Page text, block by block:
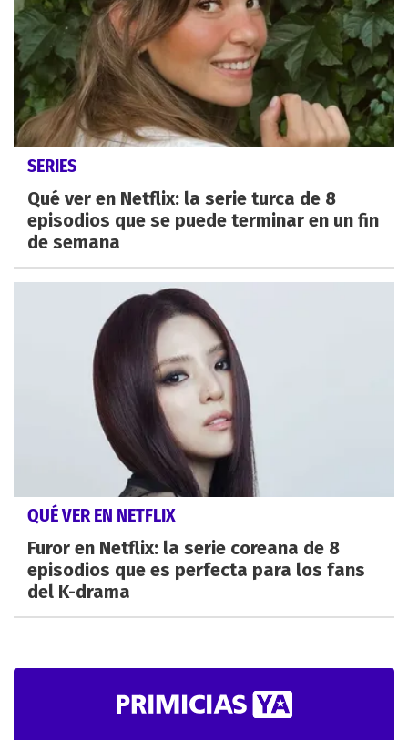
SERIES
Qué ver en Netflix: la serie turca de 8
episodios que se puede terminar en un fin
de semana
QUÉ VER EN NETFLIX
Furor en Netflix: la serie coreana de 8
episodios que es perfecta para los fans
del K-drama